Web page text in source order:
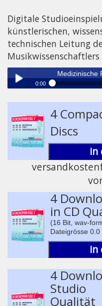
Digitale
künstlerischen,
technischen Leitung
Play /
Medizinische
0:00
4
Discs
in
4
in CD
(16 Bit, wav-
Dateigrösse 0.0
in
4
Studio
Qualität